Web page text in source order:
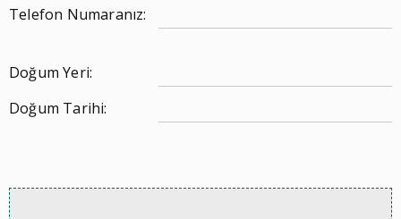
Telefon Numaranız:
Doğum Yeri:
Doğum Tarihi: